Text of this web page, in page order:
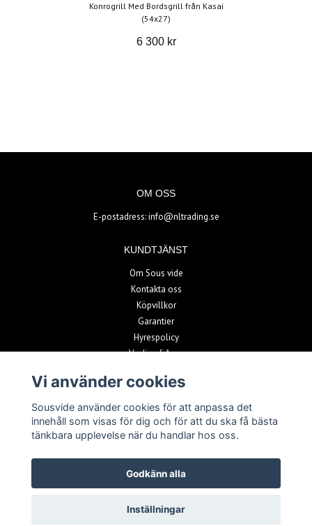
Konrogrill Med Bordsgrill från Kasai
(54x27)
6 300 kr
OM OSS
E-postadress:info@nltrading.se
KUNDTJÄNST
Om Sous vide
Kontakta oss
Köpvillkor
Garantier
Hyrespolicy
Vanliga frågor
Vi använder cookies
Sousvide använder cookies för att anpassa det
innehåll som visas för dig och för att du ska få bästa
tänkbara upplevelse när du handlar hos oss.
Godkänn alla
Inställningar